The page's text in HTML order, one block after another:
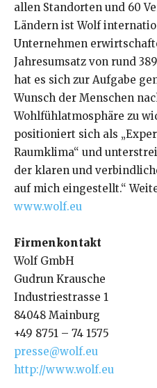
allen Standorten und 60
Ländern ist Wolf
Unternehmen
Jahresumsatz von rund
hat es sich zur Aufgabe
Wunsch der Menschen
Wohlfühlatmosphäre zu
positioniert sich als
Raumklima“ und
der klaren und
auf mich eingestellt.“
www.wolf.eu
Firmenkontakt
Wolf GmbH
Gudrun Krausche
Industriestrasse 1
84048 Mainburg
+49 8751 – 74 1575
presse@wolf.eu
http://www.wolf.eu